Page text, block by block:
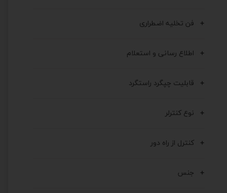
فن تخلیه اضطراری
اطلاع رسانی و استعلام
قابلیت چپگرد راستگرد
نوع کنترلر
کنترل از راه دور
جنس